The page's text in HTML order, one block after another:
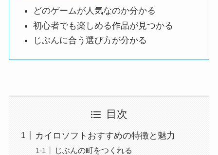
どのゲームが人気なのか分かる
初心者でも楽しめる作品が見つかる
じぶんに合う選び方が分かる
目次
カイロソフトおすすめの特徴と魅力
じぶんの町をつくれる